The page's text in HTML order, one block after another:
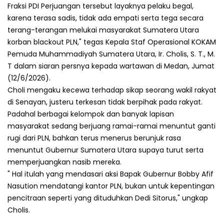
Fraksi PDI Perjuangan tersebut layaknya pelaku begal,
karena terasa sadis, tidak ada empati serta tega secara
terang-terangan melukai masyarakat Sumatera Utara
korban blackout PLN," tegas Kepala Staf Operasional KOKAM
Pemuda Muhammadiyah Sumatera Utara, Ir. Cholis, S. T., M.
T dalam siaran persnya kepada wartawan di Medan, Jumat
(12/6/2026).
Choli mengaku kecewa terhadap sikap seorang wakil rakyat
di Senayan, justeru terkesan tidak berpihak pada rakyat.
Padahal berbagai kelompok dan banyak lapisan
masyarakat sedang berjuang ramai-ramai menuntut ganti
rugi dari PLN, bahkan terus menerus berunjuk rasa
menuntut Gubernur Sumatera Utara supaya turut serta
memperjuangkan nasib mereka.
" Hal itulah yang mendasari aksi Bapak Gubernur Bobby Afif
Nasution mendatangi kantor PLN, bukan untuk kepentingan
pencitraan seperti yang dituduhkan Dedi Sitorus," ungkap
Cholis.